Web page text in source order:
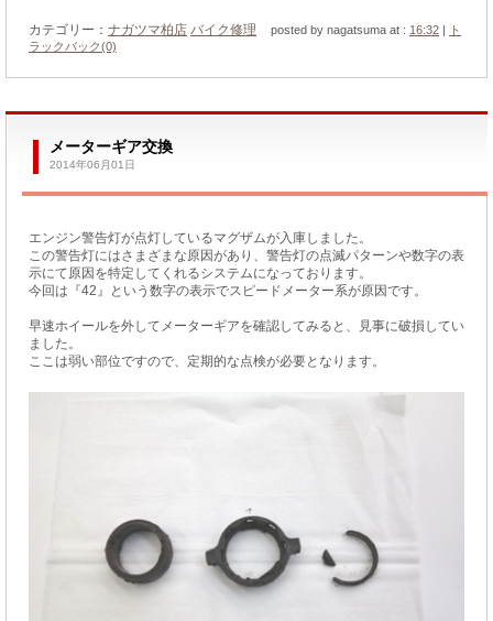
カテゴリー： ナガツマ柏店 バイク修理 posted by nagatsuma at : 16:32 |
ト
ラックバック(0)
メーターギア交換
2014年06月01日
エンジン警告灯が点灯しているマグザムが入庫しました。
この警告灯にはさまざまな原因があり、警告灯の点滅パターンや数字の表
示にて原因を特定してくれるシステムになっております。
今回は『42』という数字の表示でスピードメーター系が原因です。
早速ホイールを外してメーターギアを確認してみると、見事に破損してい
ました。
ここは弱い部位ですので、定期的な点検が必要となります。